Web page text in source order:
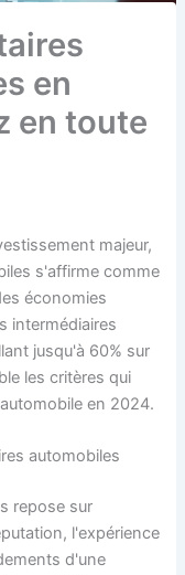
en
en toute
majeur,
s'affirme comme
économies
intermédiaires
jusqu'à 60% sur
les critères qui
en 2024.
automobiles
repose sur
l'expérience
d'une